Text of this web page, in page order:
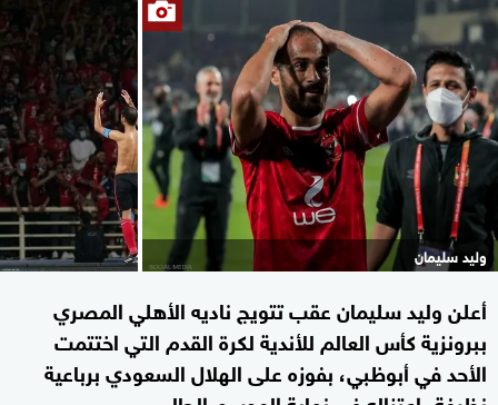
وليد سليمان
أعلن وليد سليمان عقب تتويج ناديه الأهلي المصري
ببرونزية كأس العالم للأندية لكرة القدم التي اختتمت
الأحد في أبوظبي، بفوزه على الهلال السعودي برباعية